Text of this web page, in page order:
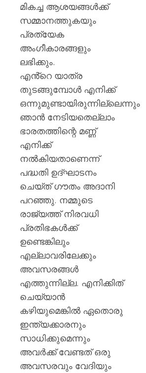
മികച്ച ആശയങ്ങൾക്ക്
സമ്മാനത്തുകയും
പ്രത്യേക
അംഗീകാരങ്ങളും
ലഭിക്കും.
എൻ്റെ യാത്ര
തുടങ്ങുമ്പോൾ എനിക്ക്
ഒന്നുമുണ്ടായിരുന്നില്ലെന്നും
ഞാൻ നേടിയതെല്ലാം
ഭാരതത്തിന്റെ മണ്ണ്
എനിക്ക്
നൽകിയതാണെന്ന്
പദ്ധതി ഉദ്ഘാടനം
ചെയ്ത് ഗൗതം അദാനി
പറഞ്ഞു. നമ്മുടെ
രാജ്യത്ത് നിരവധി
പ്രതിഭകൾക്ക്
ഉണ്ടെങ്കിലും
എല്ലാവരിലേക്കും
അവസരങ്ങൾ
എത്തുന്നില്ല. എനിക്കിത്
ചെയ്യാൻ
കഴിയുമെങ്കിൽ ഏതൊരു
ഇന്ത്യക്കാരനും
സാധിക്കുമെന്നും
അവർക്ക് വേണ്ടത് ഒരു
അവസരവും വേദിയും